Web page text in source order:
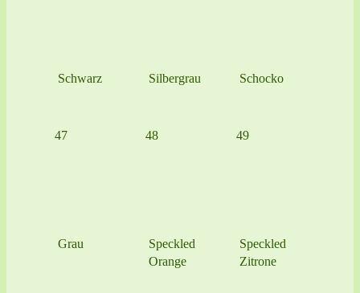
Schwarz Silbergrau Schocko
47
Grau
48
Speckled
Orange
49
Speckled
Zitrone